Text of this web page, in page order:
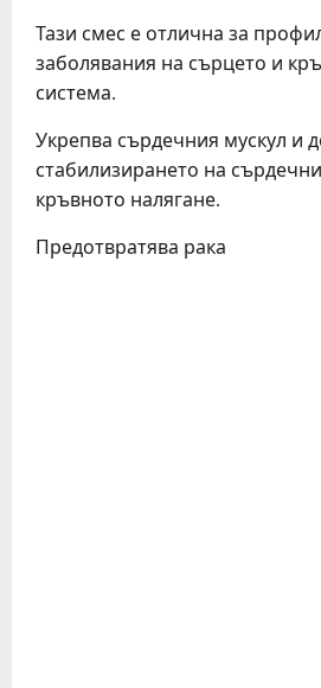
Тази смес е отлична за
заболявания на сърцето и
система.
Укрепва сърдечния мускул и
стабилизирането на
кръвното налягане.
Предотвратява рака